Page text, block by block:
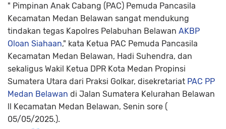
" Pimpinan Anak Cabang (PAC) Pemuda Pancasila
Kecamatan Medan Belawan sangat mendukung
tindakan tegas Kapolres Pelabuhan Belawan AKBP
Oloan Siahaan," kata Ketua PAC Pemuda Pancasila
Kecamatan Medan Belawan, Hadi Suhendra, dan
sekaligus Wakil Ketua DPR Kota Medan Propinsi
Sumatera Utara dari Praksi Golkar, disekretariat PAC PP
Medan Belawan di Jalan Sumatera Kelurahan Belawan
ll Kecamatan Medan Belawan, Senin sore (
05/05/2025.).